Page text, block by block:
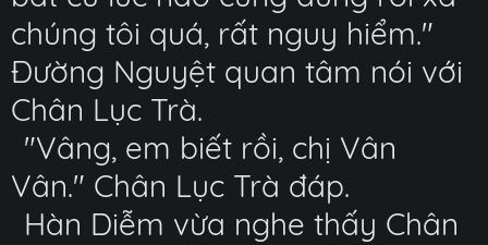
chúng tôi quá, rất nguy hiểm."
Đường Nguyệt quan tâm nói với
Chân Lục Trà.
"Vâng, em biết rồi, chị Vân
Vân." Chân Lục Trà đáp.
Hàn Diễm vừa nghe thấy Chân